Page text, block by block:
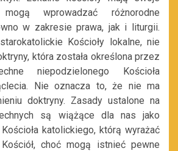
wprowadzać różnorodne
w zakresie prawa, jak i liturgii.
Kościoły lokalne, nie
która została określona przez
niepodzielonego Kościoła
Nie oznacza to, że nie ma
doktryny. Zasady ustalone na
są wiążące dla nas jako
katolickiego, którą wyrażać
choć mogą istnieć pewne